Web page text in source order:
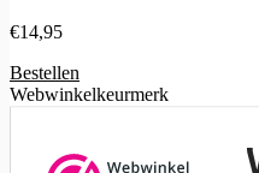
€14,95
Bestellen
Webwinkelkeurmerk